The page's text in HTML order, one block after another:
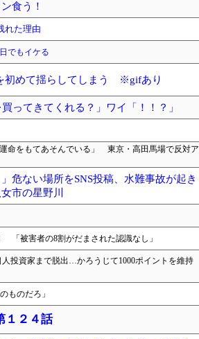
食う！
れた理由
でもイケる
初めて揺らしてしまう ※gifあり
ってきてくれる？」ワイ「！！？」
命をもてあそんでいる」 東京・高田馬場で反対ア
危ない場所をSNS投稿、水難事故が起き
市の星野川
「被害者の8割がだまされた認識なし」
投資家まで脱出…かろうじて1000ポイントを維持
ものだろ」
２４話